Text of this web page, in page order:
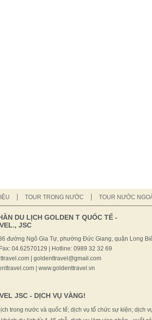
TOUR TRONG NƯỚC TOUR NƯỚC
DU LỊCH GOLDEN T QUỐC TẾ -
JSC
đường Ngô Gia Tự, phường Đức Giang, quận Long
04.62570129 | Hotline: 0989 32 32 69
| goldenttravel@gmail.com
| www.goldenttravel.vn
JSC - DỊCH VỤ VÀNG!
trong nước và quốc tế; dịch vụ tổ chức sự kiện; dịch